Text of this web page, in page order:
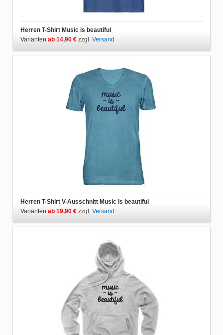
Herren T-Shirt Music is beautiful
Varianten ab 14,90 € zzgl. Versand
Herren T-Shirt V-Ausschnitt Music is beautiful
Varianten ab 19,90 € zzgl. Versand